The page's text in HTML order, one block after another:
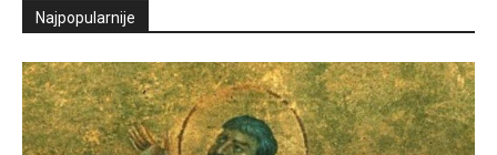
Najpopularnije